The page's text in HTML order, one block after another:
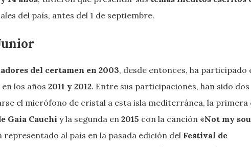
del país, antes del 1 de septiembre.
del certamen en 2003, desde entonces, ha participado
los años 2011 y 2012. Entre sus participaciones, han sido dos
el micrófono de cristal a esta isla mediterránea, la primera
Gaia Cauchi y la segunda en 2015 con la canción «Not my
representado al país en la pasada edición del Festival de